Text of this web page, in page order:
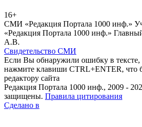
16+
СМИ «Редакция Портала 1000 инф.»
«Редакция Портала 1000 инф.»
А.В.
Свидетельство СМИ
Если Вы обнаружили ошибку в тексте,
нажмите клавиши CTRL+ENTER, что
редактору сайта
Редакция Портала 1000 инф., 2009 -
защищены. Правила цитирования
Сделано в